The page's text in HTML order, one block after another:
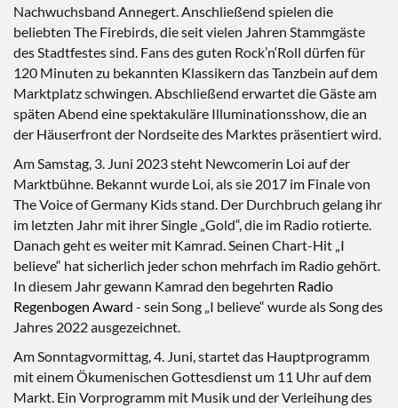
Nachwuchsband Annegert. Anschließend spielen die
beliebten The Firebirds, die seit vielen Jahren Stammgäste
des Stadtfestes sind. Fans des guten Rock’n‘Roll dürfen für
120 Minuten zu bekannten Klassikern das Tanzbein auf dem
Marktplatz schwingen. Abschließend erwartet die Gäste am
späten Abend eine spektakuläre Illuminationsshow, die an
der Häuserfront der Nordseite des Marktes präsentiert wird.
Am Samstag, 3. Juni 2023 steht Newcomerin Loi auf der
Marktbühne. Bekannt wurde Loi, als sie 2017 im Finale von
The Voice of Germany Kids stand. Der Durchbruch gelang ihr
im letzten Jahr mit ihrer Single „Gold“, die im Radio rotierte.
Danach geht es weiter mit Kamrad. Seinen Chart-Hit „I
believe“ hat sicherlich jeder schon mehrfach im Radio gehört.
In diesem Jahr gewann Kamrad den begehrten Radio
Regenbogen Award - sein Song „I believe“ wurde als Song des
Jahres 2022 ausgezeichnet.
Am Sonntagvormittag, 4. Juni, startet das Hauptprogramm
mit einem Ökumenischen Gottesdienst um 11 Uhr auf dem
Markt. Ein Vorprogramm mit Musik und der Verleihung des